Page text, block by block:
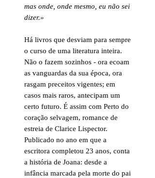
mas onde, onde mesmo, eu não sei
dizer.»
Há livros que desviam para sempre
o curso de uma literatura inteira.
Não o fazem sozinhos - ora ecoam
as vanguardas da sua época, ora
rasgam preceitos vigentes; em
casos mais raros, antecipam um
certo futuro. É assim com Perto do
coração selvagem, romance de
estreia de Clarice Lispector.
Publicado no ano em que a
escritora completou 23 anos, conta
a história de Joana: desde a
infância marcada pela morte do pai